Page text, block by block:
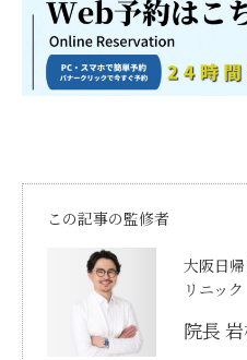
この記事の監修者
大阪日
リニック
院長